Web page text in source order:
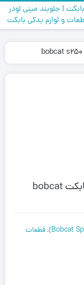
سیل کیت جک باکت مینی لودر بابکت bobcat
,قطعات